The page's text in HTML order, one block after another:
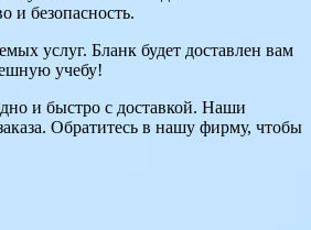
и безопасность.
услуг. Бланк будет доставлен вам
учебу!
и быстро с доставкой. Наши
Обратитесь в нашу фирму, чтобы